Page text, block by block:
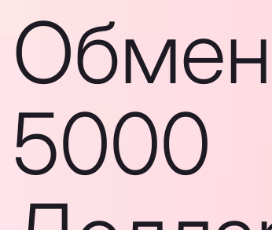
5000